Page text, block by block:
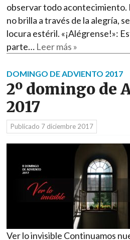
observar todo acontecimiento.
no brilla a través de la alegría,
locura estéril. «¡Alégrense!»:
parte… Leer más »
DOMINGO DE ADVIENTO 2017
2º domingo de
2017
Publicado 7 diciembre 2017
Ver lo invisible Continuamos